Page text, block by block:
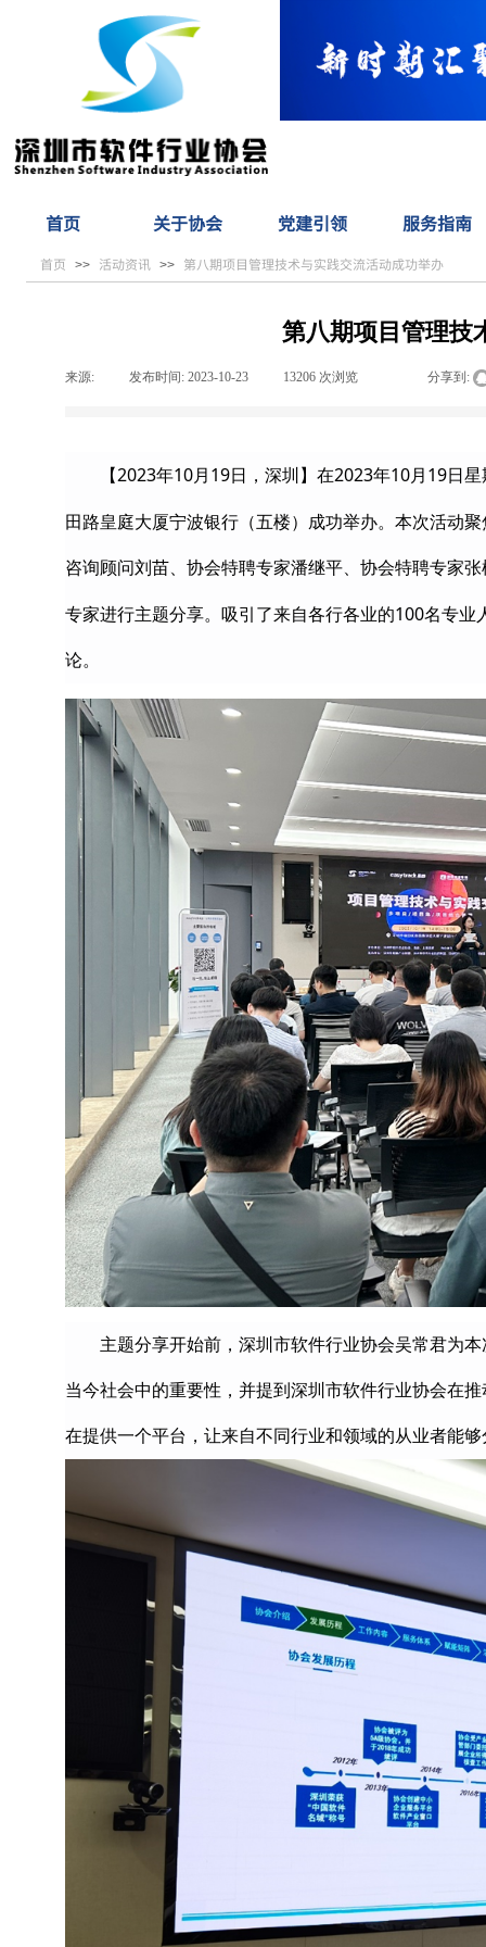
首页 关于协会 党建引领 服务指南
首页 >> 活动资讯 >> 第八期项目管理技术与实践交流活动成功举办
第八期项目管理技
来源: 发布时间: 2023-10-23 13206 次浏览 分享到:
【2023年10月 19日，深圳】在2023年10月 19日
田路皇庭大厦宁波银行（五楼）成功举办。本次活动聚
咨询顾问刘苗、协会特聘专家潘继平、协会特聘专家
专家进行主题分享。吸引了来自各行各业的100名专业
论。
主题分享开始前，深圳市软件行业协会吴常君为
当今社会中的重要性，并提到深圳市软件行业协会在
在提供一个平台，让来自不同行业和领域的从业者能